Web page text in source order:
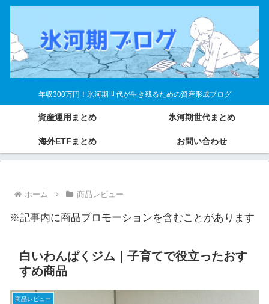
年収300万円！氷河期世代が生き残るための資産形成ブログ
資産運用まとめ 氷河期世代まとめ
海外ETFまとめ お問い合わせ
ホーム 商品レビュー
※記事内に商品プロモーションを含むことがあります
白いわんぱくジム｜子育てで役立ったおす
すめ商品
商品レビュー